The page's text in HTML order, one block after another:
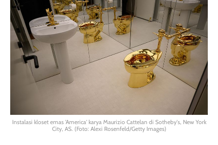
Instalasi kloset emas 'America' karya Maurizio Cattelan di Sotheby's, New York
City, AS. (Foto: Alexi Rosenfeld/Getty Images)